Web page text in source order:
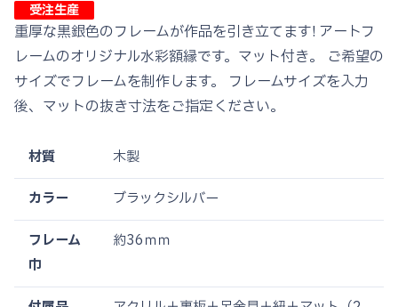
受注生産
重厚な黒銀色のフレームが作品を引き立てます! アートフ
レームのオリジナル水彩額縁です。マット付き。 ご希望の
サイズでフレームを制作します。 フレームサイズを入力
後、マットの抜き寸法をご指定ください。
材質 木製
カラー ブラックシルバー
フレーム
巾
約36ｍｍ